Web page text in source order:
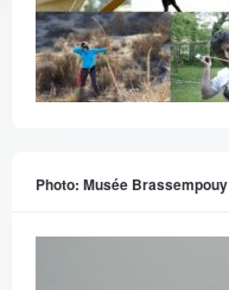
Photo: Musée Brassempouy